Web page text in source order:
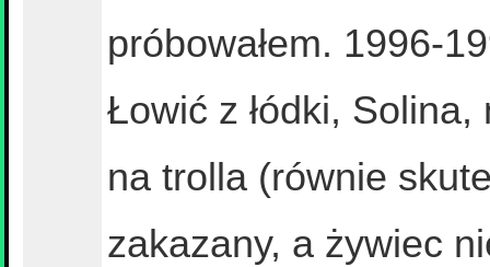
próbowałem. 1996-
Łowić z łódki,
na trolla (równie
zakazany, a żywiec